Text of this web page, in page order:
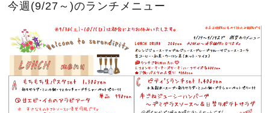
今週(9/27～)のランチメニュー